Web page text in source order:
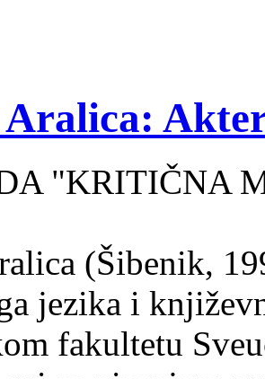
"KRITIČNA
(Šibenik,
jezika i
fakultetu